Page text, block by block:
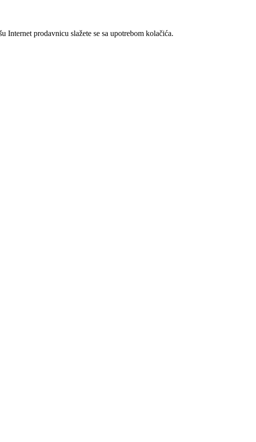
prodavnicu slažete se sa upotrebom kolačića.